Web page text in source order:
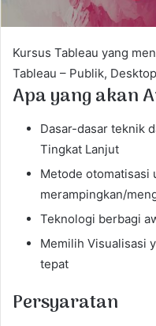
Kursus Tableau yang
Tableau – Publik,
Apa yang akan
Dasar-dasar teknik
Tingkat Lanjut
Metode otomatisasi
merampingkan/
Teknologi berbagi
Memilih Visualisasi
tepat
Persyaratan